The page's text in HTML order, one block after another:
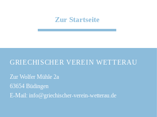
Zur Startseite
GRIECHISCHER VEREIN WETTERAU
Zur Wolfer Mühle 2a
63654 Büdingen
E-Mail: info@griechischer-verein-wetterau.de